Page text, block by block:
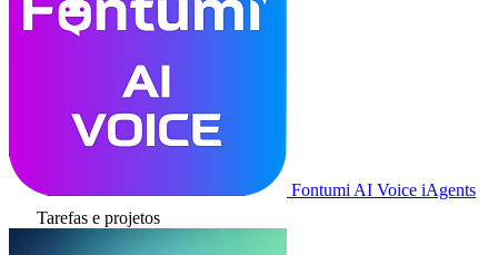
Fontumi AI Voice iAgents
Tarefas e projetos